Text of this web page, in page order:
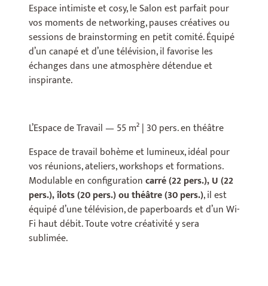
Espace intimiste et cosy, le Salon est parfait pour
vos moments de networking, pauses créatives ou
sessions de brainstorming en petit comité. Équipé
d’un canapé et d’une télévision, il favorise les
échanges dans une atmosphère détendue et
inspirante.
L’Espace de Travail — 55 m² | 30 pers. en théâtre
Espace de travail bohème et lumineux, idéal pour
vos réunions, ateliers, workshops et formations.
Modulable en configurationcarré (22 pers.), U (22
pers.), îlots (20 pers.) ou théâtre (30 pers.), il est
équipé d’une télévision, de paperboards et d’un Wi-
Fi haut débit. Toute votre créativité y sera
sublimée.